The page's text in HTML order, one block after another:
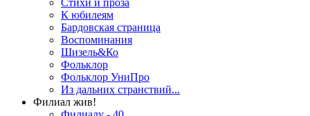
Стихи и проза
К юбилеям
Бардовская страница
Воспоминания
Шизель&Ко
Фольклор
Фольклор УниПро
Из дальних странствий...
Филиал жив!